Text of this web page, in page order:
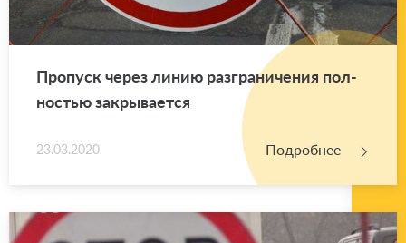
Про­пуск через линию раз­гра­ни­че­ния пол­
но­стью за­кры­ва­ет­ся
23.03.2020 Подробнее